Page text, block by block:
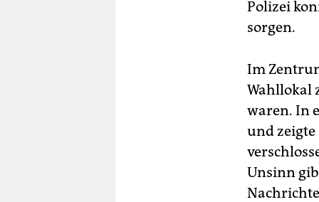
Polizei
sorgen.
Im
Wahllokal
waren. In
und zeigte
Unsinn